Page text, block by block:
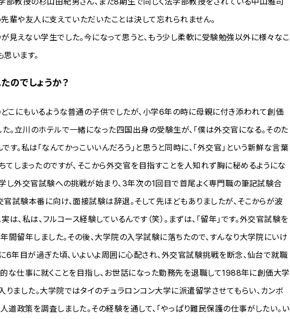
輩や友人に支えていただいたことは決して忘れられません。
見えない学生でした。今になって思うと、もう少し柔軟に受験勉強以外に様々なこ
います。
のでしょうか？
こにもいるような普通の子供でしたが、小学6年の時に母親に付き添われて創価
。立川のホテルで一緒になった四国出身の受験生が、「僕は外交官になる。そのた
す。私は「なんてかっこいいんだろう」と思うと同時に、「外交官」という新鮮な言葉
てしまったのですが、そこから外交官を目指すことを人知れず胸に秘めるようにな
学し外交官試験への挑戦が始まり、3年次の1回目で首尾よく専門職の筆記試験合
試験本番に向け、面接試験は辞退。そして先ほどもありましたが、そこからが波
、私は、フルコース経験しているんです（笑）。まずは、「留年」です。外交官試験を
間留年しました。その後、大学院の入学試験に落ちたので、すんなり大学院にいけ
6年目が過ぎた頃、いよいよ周囲に心配され、外交官試験挑戦を断念、仙台で就職
的な仕事に就くことを目指し、お世話になった勤務先を退職して1988年に創価大学
ました。大学院ではタイのチュラロンコン大学に派遣留学させてもらい、カンボ
政策を調査しました。その経験を通して、「やっぱり難民保護の仕事がしたい。い